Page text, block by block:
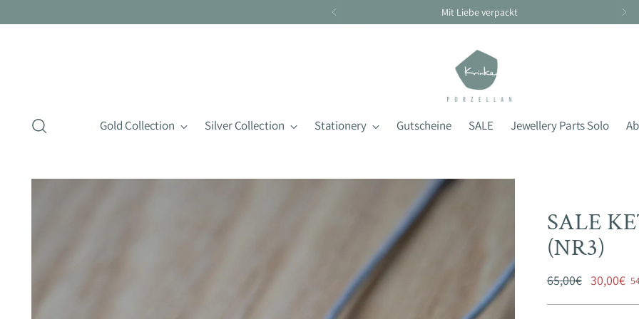
Gold Collection Silver Collection Stationery Gutscheine SALE Jewellery Parts Solo
SALE
(NR3)
Regular
65,00€ 30,00€